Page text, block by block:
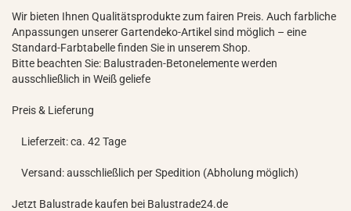
Wir bieten Ihnen Qualitätsprodukte zum fairen Preis. Auch farbliche
Anpassungen unserer Gartendeko-Artikel sind möglich – eine
Standard-Farbtabelle finden Sie in unserem Shop.
Bitte beachten Sie: Balustraden-Betonelemente werden
ausschließlich in Weiß geliefe
Preis & Lieferung
Lieferzeit: ca. 42 Tage
Versand: ausschließlich per Spedition (Abholung möglich)
Jetzt Balustrade kaufen bei Balustrade24.de